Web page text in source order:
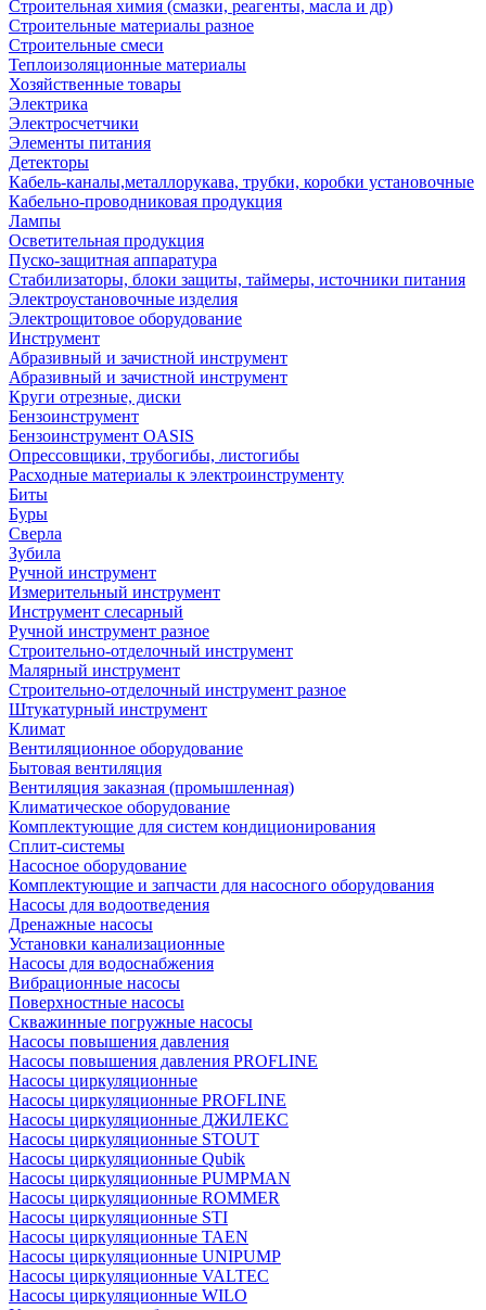
Строительная химия (смазки, реагенты, масла и др)
Строительные материалы разное
Строительные смеси
Теплоизоляционные материалы
Хозяйственные товары
Электрика
Электросчетчики
Элементы питания
Детекторы
Кабель-каналы,металлорукава, трубки, коробки установочные
Кабельно-проводниковая продукция
Лампы
Осветительная продукция
Пуско-защитная аппаратура
Стабилизаторы, блоки защиты, таймеры, источники питания
Электроустановочные изделия
Электрощитовое оборудование
Инструмент
Абразивный и зачистной инструмент
Абразивный и зачистной инструмент
Круги отрезные, диски
Бензоинструмент
Бензоинструмент OASIS
Опрессовщики, трубогибы, листогибы
Расходные материалы к электроинструменту
Биты
Буры
Сверла
Зубила
Ручной инструмент
Измерительный инструмент
Инструмент слесарный
Ручной инструмент разное
Строительно-отделочный инструмент
Малярный инструмент
Строительно-отделочный инструмент разное
Штукатурный инструмент
Климат
Вентиляционное оборудование
Бытовая вентиляция
Вентиляция заказная (промышленная)
Климатическое оборудование
Комплектующие для систем кондиционирования
Сплит-системы
Насосное оборудование
Комплектующие и запчасти для насосного оборудования
Насосы для водоотведения
Дренажные насосы
Установки канализационные
Насосы для водоснабжения
Вибрационные насосы
Поверхностные насосы
Скважинные погружные насосы
Насосы повышения давления
Насосы повышения давления PROFLINE
Насосы циркуляционные
Насосы циркуляционные PROFLINE
Насосы циркуляционные ДЖИЛЕКС
Насосы циркуляционные STOUT
Насосы циркуляционные Qubik
Насосы циркуляционные PUMPMAN
Насосы циркуляционные ROMMER
Насосы циркуляционные STI
Насосы циркуляционные TAEN
Насосы циркуляционные UNIPUMP
Насосы циркуляционные VALTEC
Насосы циркуляционные WILO